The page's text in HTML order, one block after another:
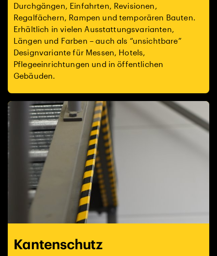
Durchgängen, Einfahrten, Revisionen,
Regalfächern, Rampen und temporären Bauten.
Erhältlich in vielen Ausstattungsvarianten,
Längen und Farben – auch als “unsichtbare”
Designvariante für Messen, Hotels,
Pflegeeinrichtungen und in öffentlichen
Gebäuden.
Kantenschutz